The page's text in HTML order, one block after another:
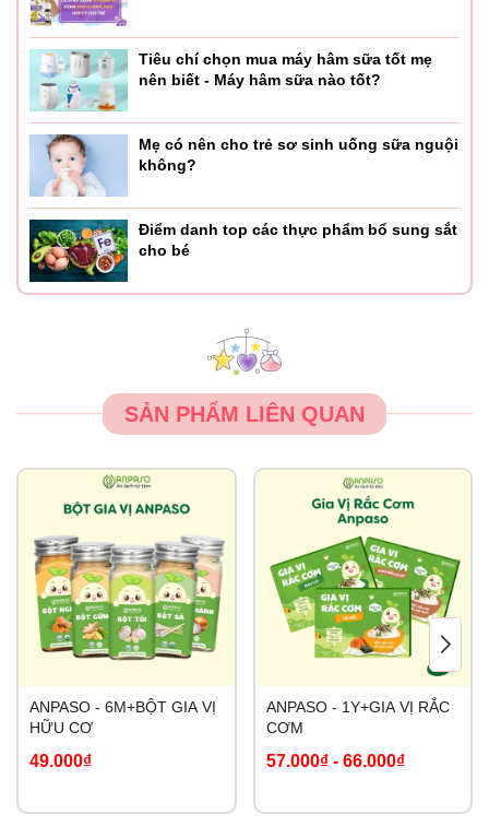
Tiêu chí chọn mua máy hâm sữa tốt mẹ
nên biết - Máy hâm sữa nào tốt?
Mẹ có nên cho trẻ sơ sinh uống sữa nguội
không?
Điểm danh top các thực phẩm bổ sung sắt
cho bé
SẢN PHẨM LIÊN QUAN
ANPASO - 6M+BỘT GIA VỊ
HỮU CƠ
49.000₫
ANPASO - 1Y+GIA VỊ RẮC
CƠM
57.000₫- 66.000₫